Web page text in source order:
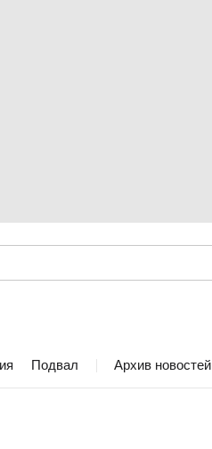
Подвал Архив новостей